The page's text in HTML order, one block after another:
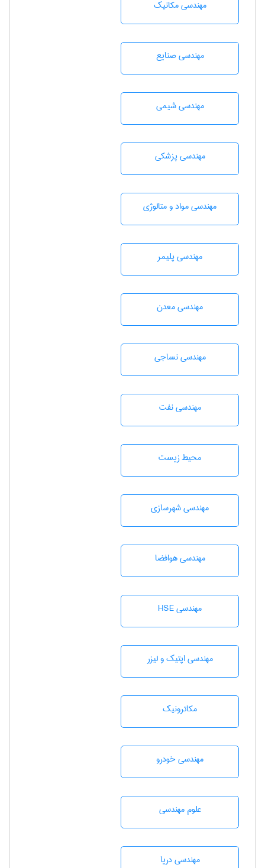
مهندسی مکانیک
مهندسی صنايع
مهندسي شيمی
مهندسی پزشکی
مهندسی مواد و متالوژی
مهندسی پليمر
مهندسی معدن
مهندسي نساجی
مهندسی نفت
محيط زيست
مهندسی شهرسازی
مهندسی هوافضا
مهندسی HSE
مهندسی اپتیک و لیزر
مکاترونیک
مهندسی خودرو
علوم مهندسی
مهندسی دریا